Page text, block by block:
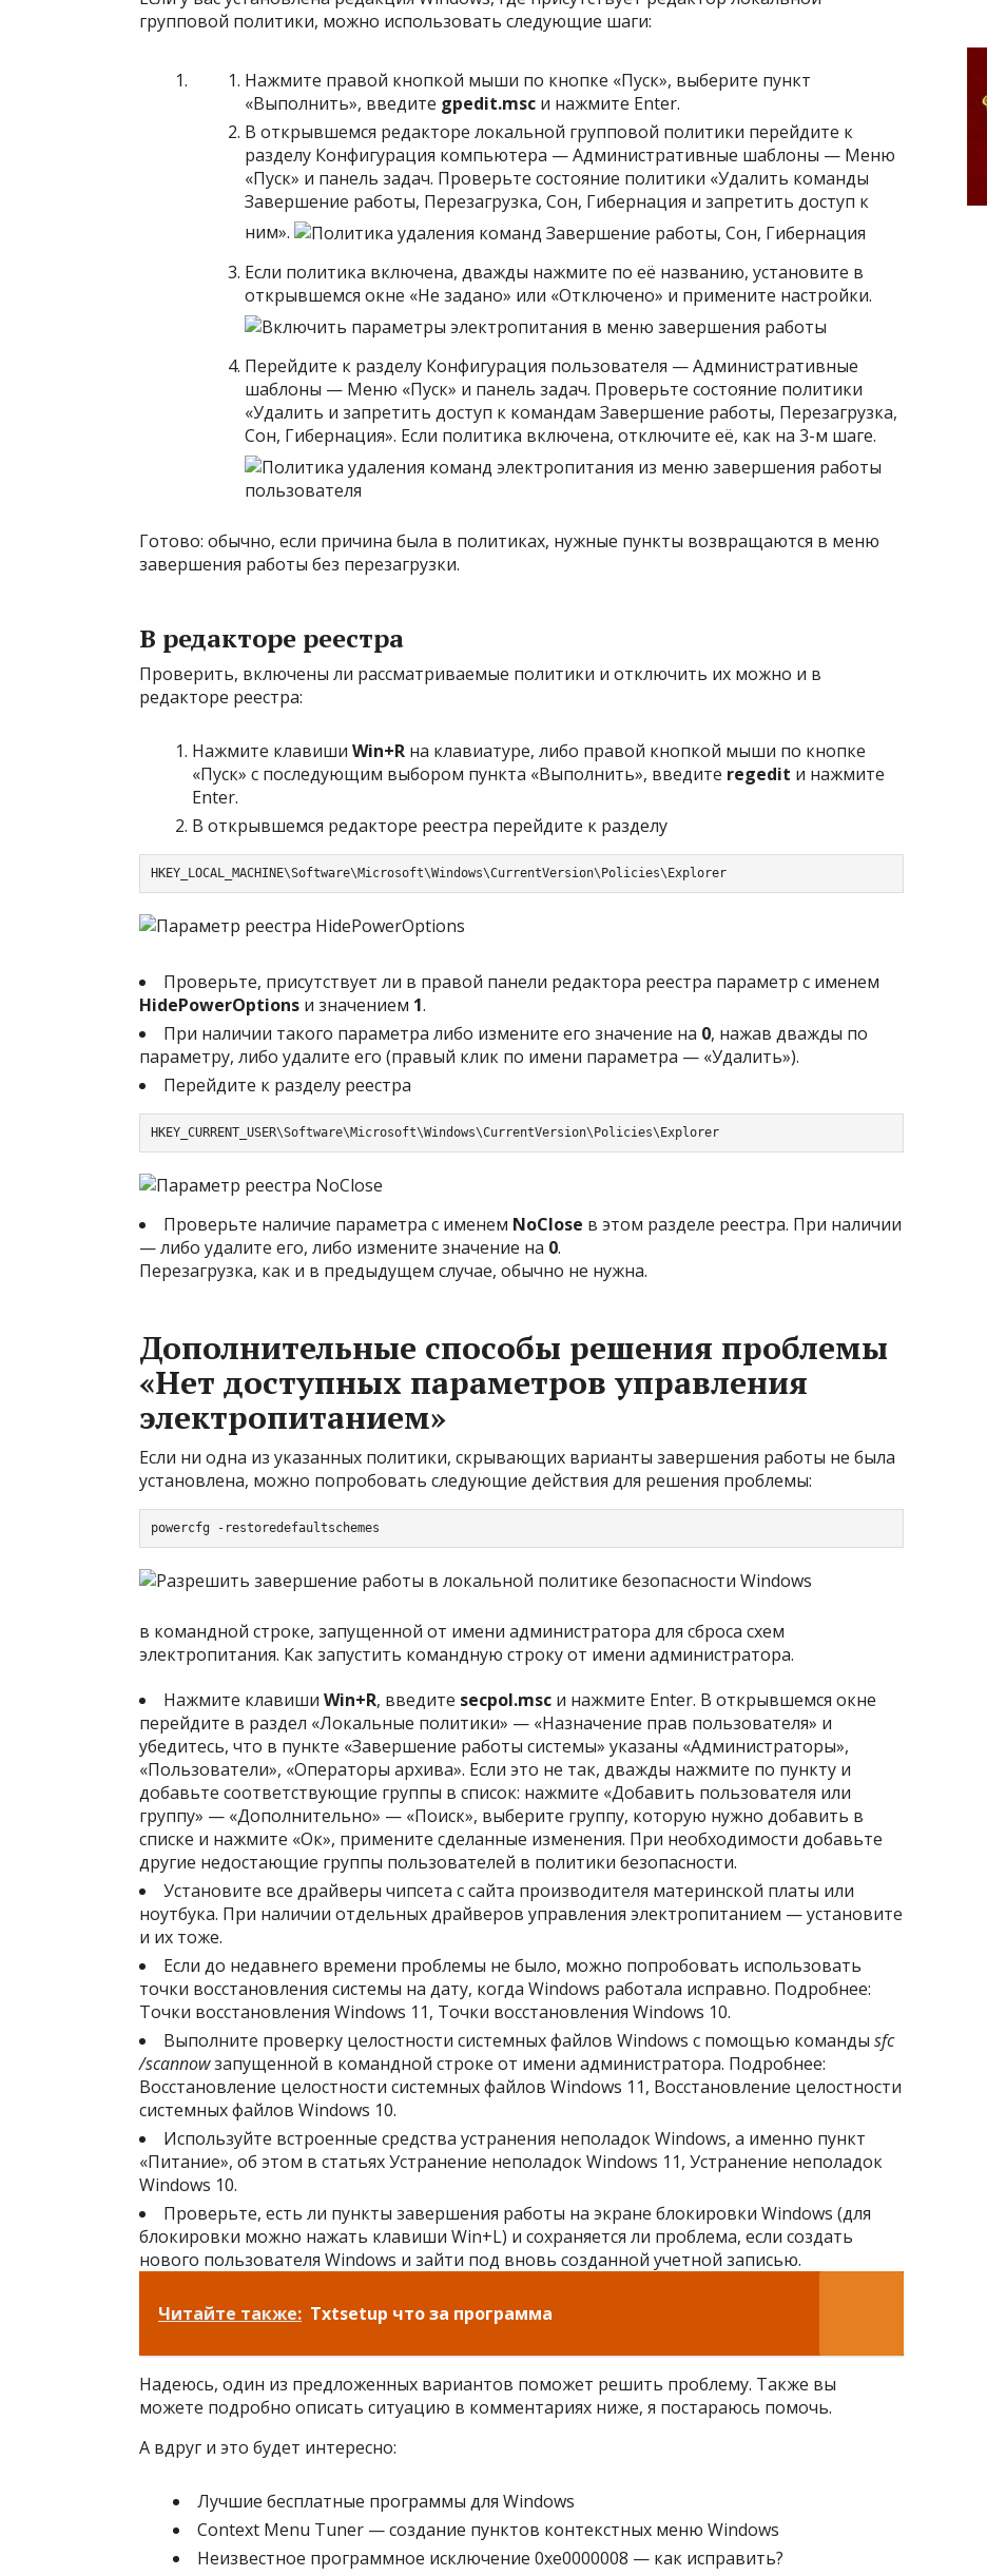
групповой политики, можно использовать следующие шаги:
Нажмите правой кнопкой мыши по кнопке «Пуск», выберите пункт
«Выполнить», введите gpedit.msc и нажмите Enter.
В открывшемся редакторе локальной групповой политики перейдите к
разделу Конфигурация компьютера — Административные шаблоны — Меню
«Пуск» и панель задач. Проверьте состояние политики «Удалить команды
Завершение работы, Перезагрузка, Сон, Гибернация и запретить доступ к
ним».
Если политика включена, дважды нажмите по её названию, установите в
открывшемся окне «Не задано» или «Отключено» и примените настройки.
Перейдите к разделу Конфигурация пользователя — Административные
шаблоны — Меню «Пуск» и панель задач. Проверьте состояние политики
«Удалить и запретить доступ к командам Завершение работы, Перезагрузка,
Сон, Гибернация». Если политика включена, отключите её, как на 3-м шаге.
Готово: обычно, если причина была в политиках, нужные пункты возвращаются в меню
завершения работы без перезагрузки.
В редакторе реестра
Проверить, включены ли рассматриваемые политики и отключить их можно и в
редакторе реестра:
Нажмите клавиши Win+R на клавиатуре, либо правой кнопкой мыши по кнопке
«Пуск» с последующим выбором пункта «Выполнить», введите regedit и нажмите
Enter.
В открывшемся редакторе реестра перейдите к разделу
HKEY_LOCAL_MACHINE\Software\Microsoft\Windows\CurrentVersion\Policies\Explorer
Проверьте, присутствует ли в правой панели редактора реестра параметр с именем
HidePowerOptions и значением 1.
При наличии такого параметра либо измените его значение на 0, нажав дважды по
параметру, либо удалите его (правый клик по имени параметра — «Удалить»).
Перейдите к разделу реестра
HKEY_CURRENT_USER\Software\Microsoft\Windows\CurrentVersion\Policies\Explorer
Проверьте наличие параметра с именем NoClose в этом разделе реестра. При наличии
— либо удалите его, либо измените значение на 0.
Перезагрузка, как и в предыдущем случае, обычно не нужна.
Дополнительные способы решения проблемы
«Нет доступных параметров управления
электропитанием»
Если ни одна из указанных политики, скрывающих варианты завершения работы не была
установлена, можно попробовать следующие действия для решения проблемы:
powercfg -restoredefaultschemes
в командной строке, запущенной от имени администратора для сброса схем
электропитания. Как запустить командную строку от имени администратора.
Нажмите клавиши Win+R, введите secpol.msc и нажмите Enter. В открывшемся окне
перейдите в раздел «Локальные политики» — «Назначение прав пользователя» и
убедитесь, что в пункте «Завершение работы системы» указаны «Администраторы»,
«Пользователи», «Операторы архива». Если это не так, дважды нажмите по пункту и
добавьте соответствующие группы в список: нажмите «Добавить пользователя или
группу» — «Дополнительно» — «Поиск», выберите группу, которую нужно добавить в
списке и нажмите «Ок», примените сделанные изменения. При необходимости добавьте
другие недостающие группы пользователей в политики безопасности.
Установите все драйверы чипсета с сайта производителя материнской платы или
ноутбука. При наличии отдельных драйверов управления электропитанием — установите
и их тоже.
Если до недавнего времени проблемы не было, можно попробовать использовать
точки восстановления системы на дату, когда Windows работала исправно. Подробнее:
Точки восстановления Windows 11, Точки восстановления Windows 10.
Выполните проверку целостности системных файлов Windows с помощью команды sfc
/scannowзапущенной в командной строке от имени администратора. Подробнее:
Восстановление целостности системных файлов Windows 11, Восстановление целостности
системных файлов Windows 10.
Используйте встроенные средства устранения неполадок Windows, а именно пункт
«Питание», об этом в статьях Устранение неполадок Windows 11, Устранение неполадок
Windows 10.
Проверьте, есть ли пункты завершения работы на экране блокировки Windows (для
блокировки можно нажать клавиши Win+L) и сохраняется ли проблема, если создать
нового пользователя Windows и зайти под вновь созданной учетной записью.
Читайте также: Txtsetup что за программа
Надеюсь, один из предложенных вариантов поможет решить проблему. Также вы
можете подробно описать ситуацию в комментариях ниже, я постараюсь помочь.
А вдруг и это будет интересно:
Лучшие бесплатные программы для Windows
Context Menu Tuner — создание пунктов контекстных меню Windows
Неизвестное программное исключение 0xe0000008 — как исправить?